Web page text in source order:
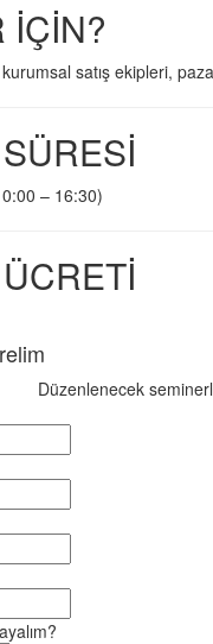
İÇİN?
satış ekipleri,
– 16:30)
Düzenlenecek